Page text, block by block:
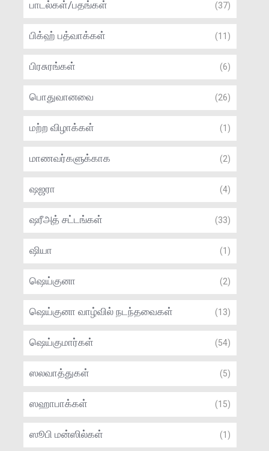
பாடல்கள்/பதங்கள் (37)
பிக்ஹ் பத்வாக்கள் (11)
பிரசுரங்கள் (6)
பொதுவானவை (26)
மற்ற விழாக்கள் (1)
மாணவர்களுக்காக (2)
ஷஜரா (4)
ஷரீஅத் சட்டங்கள் (33)
ஷியா (1)
ஷெய்குனா (2)
ஷெய்குனா வாழ்வில் நடந்தவைகள் (13)
ஷெய்குமார்கள் (54)
ஸலவாத்துகள் (5)
ஸஹாபாக்கள் (15)
ஸூபி மன்ஸில்கள் (1)